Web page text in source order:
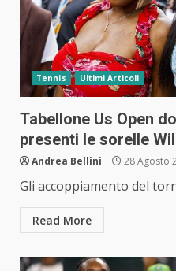
Tennis Ultimi Articoli
Tabellone Us Open
presenti le sorelle
Andrea Bellini 28 Agosto
Gli accoppiamento del
Read More